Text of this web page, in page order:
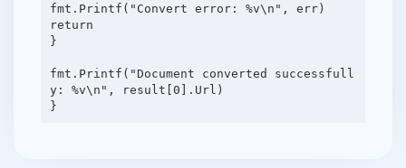
fmt.Printf("Convert error: %v\n", err)
return
}
fmt.Printf("Document converted successfull
y: %v\n", result[0].Url)